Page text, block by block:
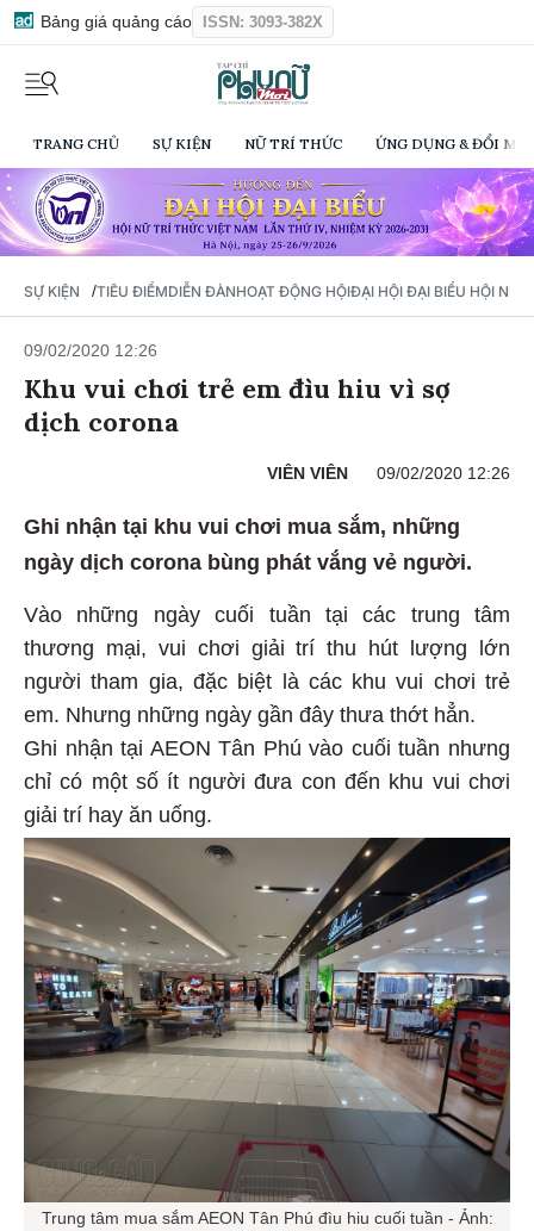
Bảng giá quảng cáo ISSN: 3093-382X
TRANG CHỦ SỰ KIỆN NỮ TRÍ THỨC ỨNG DỤNG & ĐỔI
SỰ KIỆN /TIÊU ĐIỂMDIỄN ĐÀNHOẠT ĐỘNG HỘIĐẠI HỘI ĐẠI BIỂU HỘI NỮ
09/02/2020 12:26
Khu vui chơi trẻ em đìu hiu vì sợ
dịch corona
VIÊN VIÊN 09/02/2020 12:26
Ghi nhận tại khu vui chơi mua sắm, những
ngày dịch corona bùng phát vắng vẻ người.
Vào những ngày cuối tuần tại các trung tâm
thương mại, vui chơi giải trí thu hút lượng lớn
người tham gia, đặc biệt là các khu vui chơi trẻ
em. Nhưng những ngày gần đây thưa thớt hẳn.
Ghi nhận tại AEON Tân Phú vào cuối tuần nhưng
chỉ có một số ít người đưa con đến khu vui chơi
giải trí hay ăn uống.
Trung tâm mua sắm AEON Tân Phú đìu hiu cuối tuần - Ảnh: